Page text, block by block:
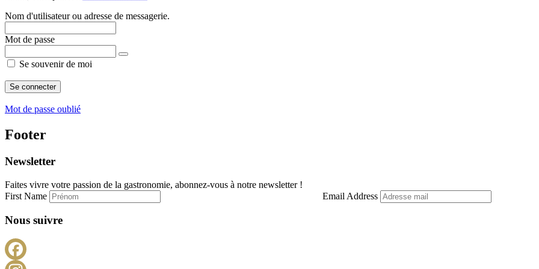
Nom d'utilisateur ou adresse de messagerie.
Mot de passe
Se souvenir de moi
Mot de passe oublié
Footer
Newsletter
Faites vivre votre passion de la gastronomie, abonnez-vous à notre newsletter !
First Name
Email Address
Nous suivre